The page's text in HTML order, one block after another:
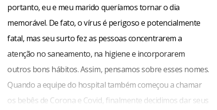
portanto, eu e meu marido queríamos tornar o dia
memorável. De fato, o vírus é perigoso e potencialmente
fatal, mas seu surto fez as pessoas concentrarem a
atenção no saneamento, na higiene e incorporarem
outros bons hábitos. Assim, pensamos sobre esses nomes.
Quando a equipe do hospital também começou a chamar
os bebês de Corona e Covid, finalmente decidimos dar seus